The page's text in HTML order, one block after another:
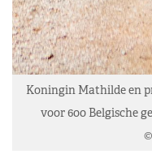
Koningin Mathilde en
voor 600 Belgische